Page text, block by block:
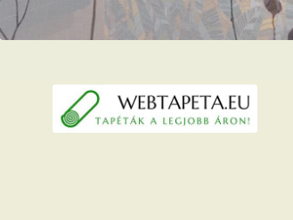
Ugrás
a
navigációhoz
Kilépés
a
tartalomba